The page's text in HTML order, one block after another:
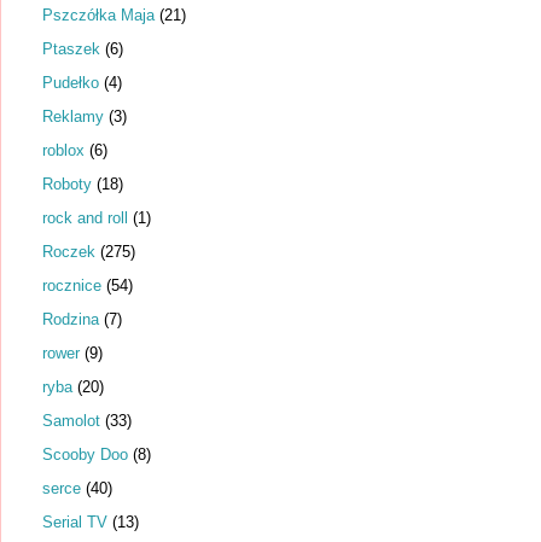
Pszczółka Maja (21)
Ptaszek (6)
Pudełko (4)
Reklamy (3)
roblox (6)
Roboty (18)
rock and roll (1)
Roczek (275)
rocznice (54)
Rodzina (7)
rower (9)
ryba (20)
Samolot (33)
Scooby Doo (8)
serce (40)
Serial TV (13)